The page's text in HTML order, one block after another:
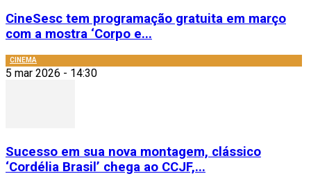
CineSesc tem programação gratuita em março
com a mostra ‘Corpo e...
CINEMA
5 mar 2026 - 14:30
Sucesso em sua nova montagem, clássico
‘Cordélia Brasil’ chega ao CCJF,...